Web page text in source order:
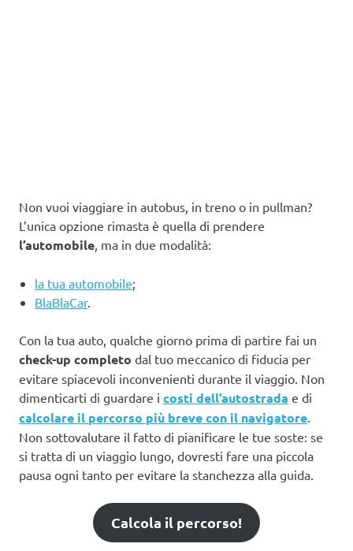
Non vuoi viaggiare in autobus, in treno o in pullman?
L’unica opzione rimasta è quella di prendere
l’automobile, ma in due modalità:
la tua automobile;
BlaBlaCar.
Con la tua auto, qualche giorno prima di partire fai un
check-up completo dal tuo meccanico di fiducia per
evitare spiacevoli inconvenienti durante il viaggio. Non
dimenticarti di guardare i costi dell’autostrada e di
calcolare il percorso più breve con il navigatore.
Non sottovalutare il fatto di pianificare le tue soste: se
si tratta di un viaggio lungo, dovresti fare una piccola
pausa ogni tanto per evitare la stanchezza alla guida.
Calcola il percorso!